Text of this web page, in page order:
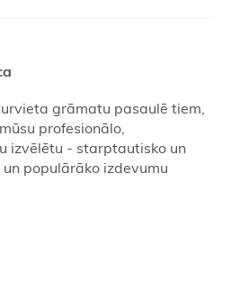
grāmatu pasaulē tiem,
profesionālo,
izvēlētu - starptautisko un
populārāko izdevumu